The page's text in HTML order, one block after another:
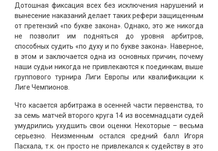
Дотошная фиксация всех без исключения нарушений и
вынесение наказаний делает таких рефери защищенным
от претензий «по букве закона». Однако, это же никогда
не позволит им подняться до уровня арбитров,
способных судить «по духу и по букве закона». Наверное,
в этом и заключается одна из основных причин, почему
наши судьи никогда не привлекаются к поединкам, выше
группового турнира Лиги Европы или квалификации к
Лиге Чемпионов.
Что касается арбитража в осенней части первенства, то
за семь матчей второго круга 14 из восемнадцати судей
умудрились ухудшить свои оценки. Некоторые – весьма
серьезно. Неизменным остался средний балл Игоря
Пасхала, т.к. он просто не привлекался к судейству в это